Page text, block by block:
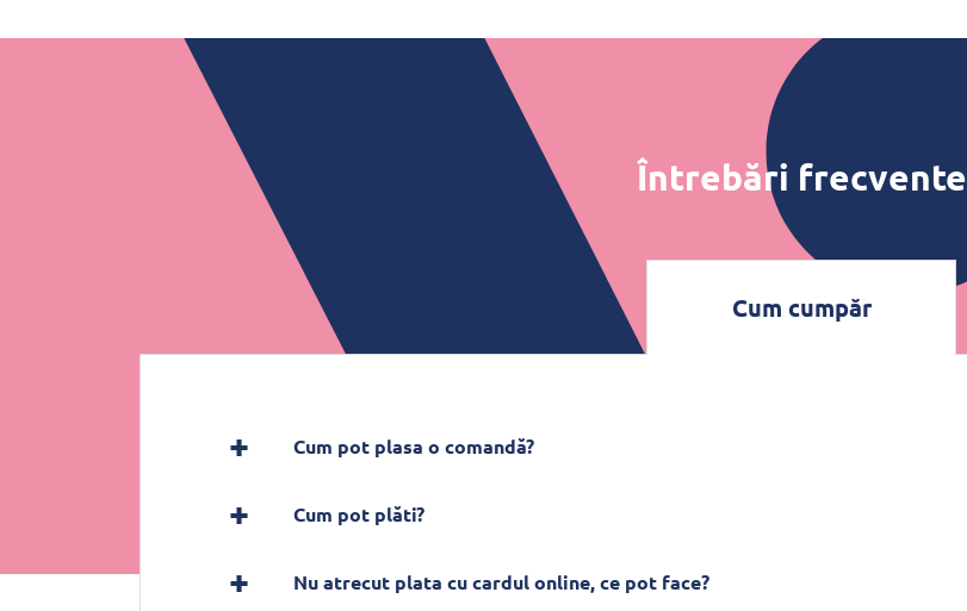
Întrebări frecvente
Cum cumpăr
Cum pot plasa o comandă?
Cum pot plăti?
Nu atrecut plata cu cardul online, ce pot face?